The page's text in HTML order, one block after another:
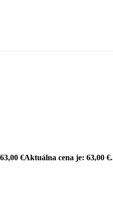
63,00 €Aktuálna cena je: 63,00 €.